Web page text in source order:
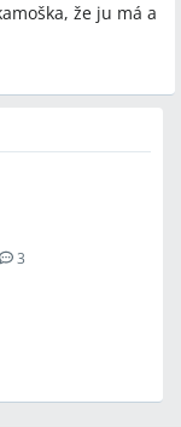
že ju má a
3